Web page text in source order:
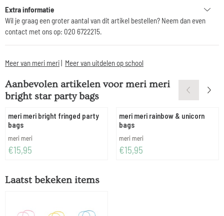
Extra informatie
Wil je graag een groter aantal van dit artikel bestellen? Neem dan even
contact met ons op: 020 6722215.
Meer van meri meri| Meer van uitdelen op school
Aanbevolen artikelen voormeri meri
bright star party bags
meri meri bright fringed party
bags
Merk:
meri meri
Prijs: 15,95
€15,95
meri meri rainbow & unicorn
bags
Merk:
meri meri
Prijs: 15,95
€15,95
Laatst bekeken items